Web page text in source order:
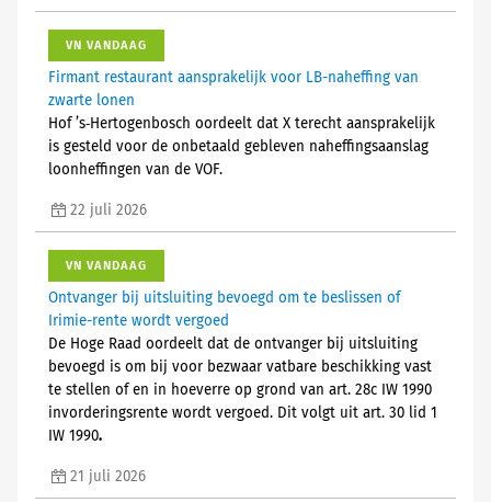
VN VANDAAG
Firmant restaurant aansprakelijk voor LB-naheffing van
zwarte lonen
Hof ’s‑Hertogenbosch oordeelt dat X terecht aansprakelijk
is gesteld voor de onbetaald gebleven naheffingsaanslag
loonheffingen van de VOF.
22 juli 2026
VN VANDAAG
Ontvanger bij uitsluiting bevoegd om te beslissen of
Irimie-rente wordt vergoed
De Hoge Raad oordeelt dat de ontvanger bij uitsluiting
bevoegd is om bij voor bezwaar vatbare beschikking vast
te stellen of en in hoeverre op grond van art. 28c IW 1990
invorderingsrente wordt vergoed. Dit volgt uit art. 30 lid 1
IW 1990.
21 juli 2026